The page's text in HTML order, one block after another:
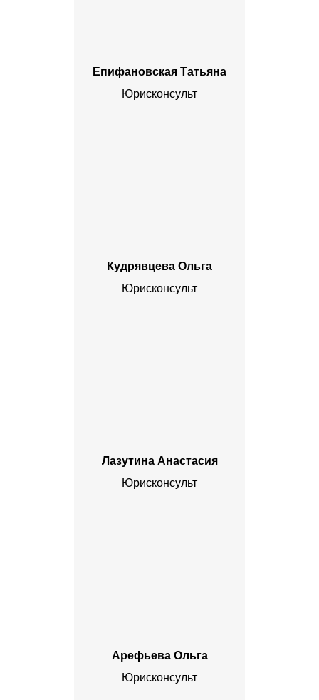
Епифановская Татьяна
Юрисконсульт
Кудрявцева Ольга
Юрисконсульт
Лазутина Анастасия
Юрисконсульт
Арефьева Ольга
Юрисконсульт